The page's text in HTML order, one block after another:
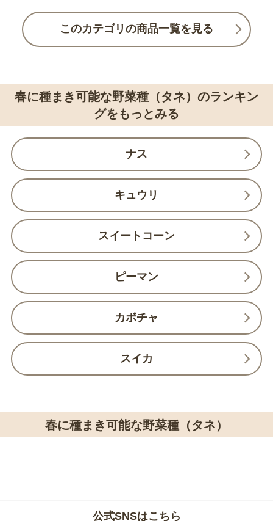
このカテゴリの商品一覧を見る
春に種まき可能な野菜種（タネ）のランキン
グをもっとみる
ナス
キュウリ
スイートコーン
ピーマン
カボチャ
スイカ
春に種まき可能な野菜種（タネ）
公式SNSはこちら